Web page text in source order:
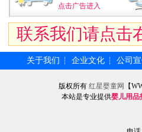
点击广告进入
联系我们请点击
关于我们 ┆ 企业文化 ┆ 公司
版权所有 红星婴童网
【
本站是专业提供婴儿用品